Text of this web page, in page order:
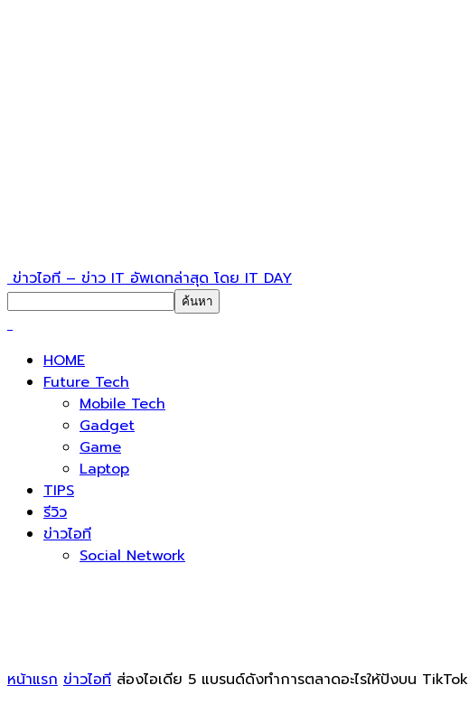
ข่าวไอที – ข่าว IT อัพเดทล่าสุด โดย IT DAY
HOME
Future Tech
Mobile Tech
Gadget
Game
Laptop
TIPS
รีวิว
ข่าวไอที
Social Network
หน้าแรก ข่าวไอที ส่องไอเดีย 5 แบรนด์ดังทำการตลาดอะไรให้ปังบน TikTok